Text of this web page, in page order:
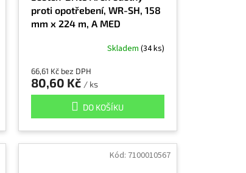
proti opotřebení, WR-SH, 158
mm x 224 m, A MED
Skladem (34 ks)
66,61 Kč bez DPH
80,60 Kč / ks
DO KOŠÍKU
Kód: 7100010567